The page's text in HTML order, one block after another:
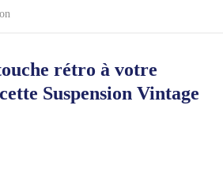
rétro à votre
Suspension Vintage